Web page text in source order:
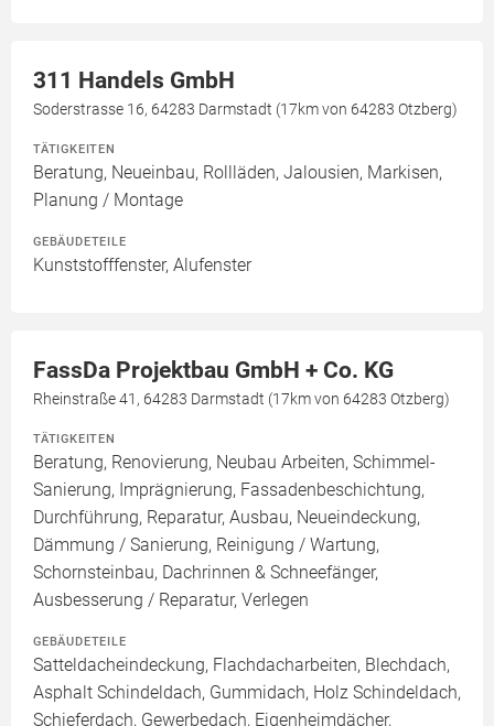
311 Handels GmbH
Soderstrasse 16, 64283 Darmstadt (17km von 64283 Otzberg)
TÄTIGKEITEN
Beratung, Neueinbau, Rollläden, Jalousien, Markisen,
Planung / Montage
GEBÄUDETEILE
Kunststofffenster, Alufenster
FassDa Projektbau GmbH + Co. KG
Rheinstraße 41, 64283 Darmstadt (17km von 64283 Otzberg)
TÄTIGKEITEN
Beratung, Renovierung, Neubau Arbeiten, Schimmel-
Sanierung, Imprägnierung, Fassadenbeschichtung,
Durchführung, Reparatur, Ausbau, Neueindeckung,
Dämmung / Sanierung, Reinigung / Wartung,
Schornsteinbau, Dachrinnen & Schneefänger,
Ausbesserung / Reparatur, Verlegen
GEBÄUDETEILE
Satteldacheindeckung, Flachdacharbeiten, Blechdach,
Asphalt Schindeldach, Gummidach, Holz Schindeldach,
Schieferdach, Gewerbedach, Eigenheimdächer,